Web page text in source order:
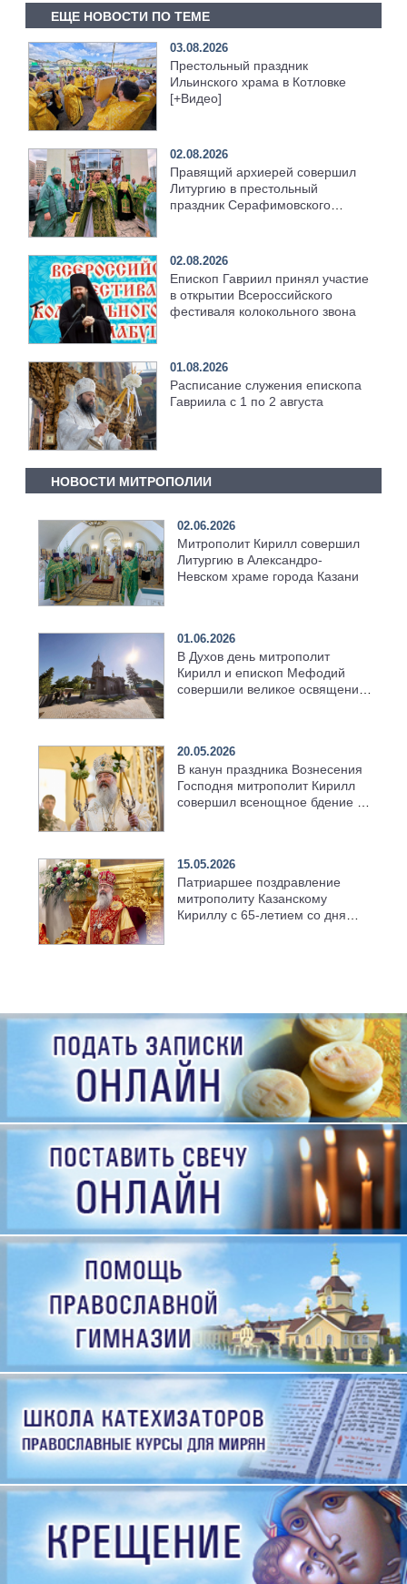
ЕЩЕ НОВОСТИ ПО ТЕМЕ
03.08.2026
Престольный праздник
Ильинского храма в Котловке
[+Видео]
02.08.2026
Правящий архиерей совершил
Литургию в престольный
праздник Серафимовского
02.08.2026
Епископ Гавриил принял участие
в открытии Всероссийского
фестиваля колокольного звона
01.08.2026
Расписание служения епископа
Гавриила с 1 по 2 августа
НОВОСТИ МИТРОПОЛИИ
02.06.2026
Митрополит Кирилл совершил
Литургию в Александро-
Невском храме города Казани
01.06.2026
В Духов день митрополит
Кирилл и епископ Мефодий
совершили великое освящение
20.05.2026
В канун праздника Вознесения
Господня митрополит Кирилл
совершил всенощное бдение в
15.05.2026
Патриаршее поздравление
митрополиту Казанскому
Кириллу с 65-летием со дня